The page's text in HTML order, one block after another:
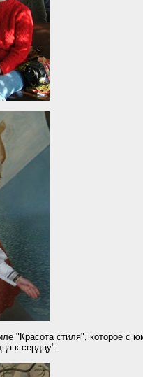
"Красота стиля", которое с
к сердцу".